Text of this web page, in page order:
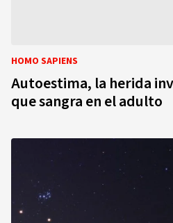
HOMO SAPIENS
Autoestima, la herida
que sangra en el adulto